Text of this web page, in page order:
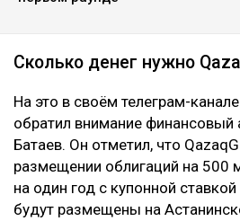
Сколько денег нужно
На это в своём телеграм-канале
обратил внимание финансовый
Батаев. Он отметил, что
размещении облигаций на 500
на один год с купонной
будут размещены на